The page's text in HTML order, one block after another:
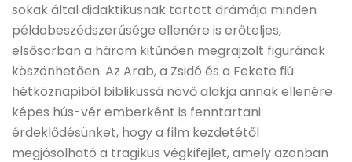
sokak által didaktikusnak tartott drámája minden
példabeszédszerűsége ellenére is erőteljes,
elsősorban a három kitűnően megrajzolt figurának
köszönhetően. Az Arab, a Zsidó és a Fekete fiú
hétköznapiból biblikussá növő alakja annak ellenére
képes hús-vér emberként is fenntartani
érdeklődésünket, hogy a film kezdetétől
megjósolható a tragikus végkifejlet, amely azonban